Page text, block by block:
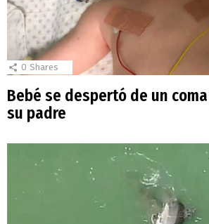
0 Shares
Bebé se despertó de un
su padre